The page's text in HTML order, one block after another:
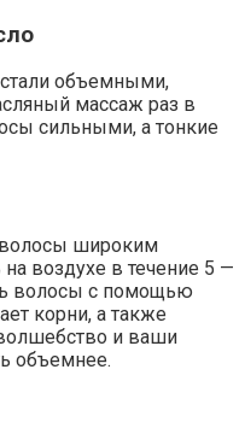
объемными,
массаж раз в
сильными, а тонкие
широким
воздухе в течение 5 —
волосы с помощью
корни, а также
и ваши
объемнее.